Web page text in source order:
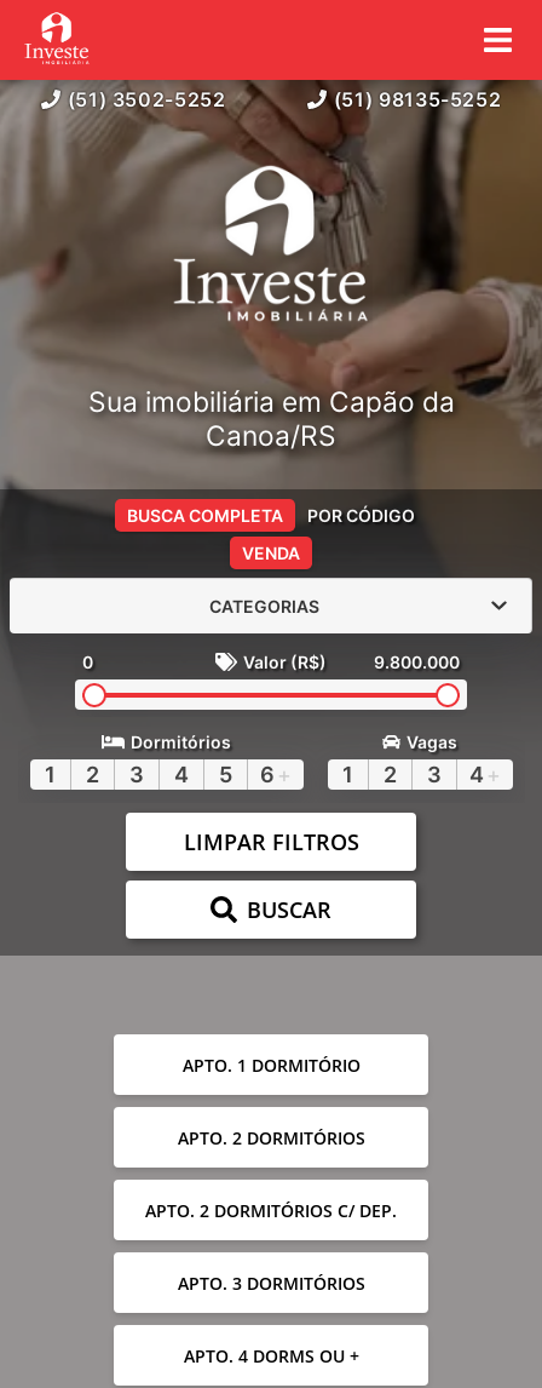
(51) 3502-5252 (51) 98135-5252
Sua imobiliária em Capão da
Canoa/RS
VENDA
BUSCA COMPLETA POR CÓDIGO
CATEGORIAS
0 Valor (R$) 9.800.000
Dormitórios
1 2 3 4 5 6 +
Vagas
1 2 3 4 +
LIMPAR FILTROS
BUSCAR
APTO. 1 DORMITÓRIO
APTO. 2 DORMITÓRIOS
APTO. 2 DORMITÓRIOS C/ DEP.
APTO. 3 DORMITÓRIOS
APTO. 4 DORMS OU +